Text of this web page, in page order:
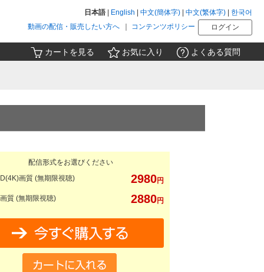
日本語 English 中文(簡体字) 中文(繁体字)
한국어
ログイン
コンテンツポリシー
動画の配信・販売したい方へ
カートを見る お気に入り よくある質問
配信形式をお選びください
2980円
画質 (無期限視聴)
2880円
質 (無期限視聴)